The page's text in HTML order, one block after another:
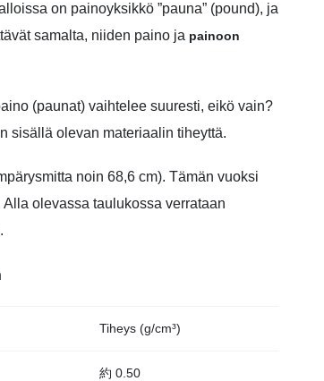
on painoyksikkö ”pauna” (pound), ja
samalta, niiden paino ja painoon
(paunat) vaihtelee suuresti, eikö vain?
sisällä olevan materiaalin tiheyttä.
noin 68,6 cm). Tämän vuoksi
olevassa taulukossa verrataan
Tiheys (g/cm³)
約 0.50